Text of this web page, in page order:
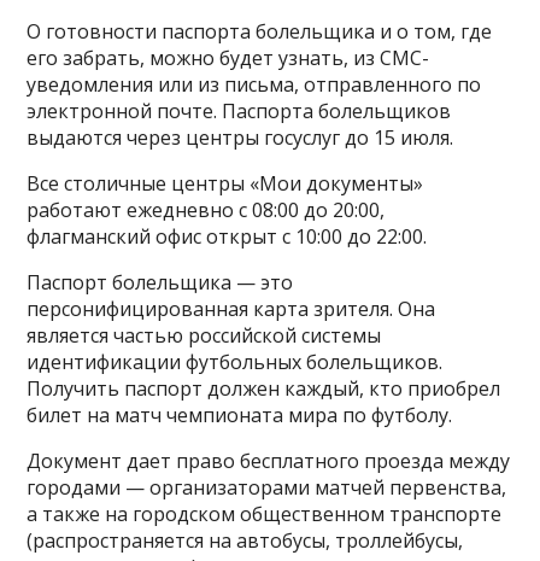
О готовности паспорта болельщика и о том, где
его забрать, можно будет узнать, из СМС-
уведомления или из письма, отправленного по
электронной почте. Паспорта болельщиков
выдаются через центры госуслуг до 15 июля.
Все столичные центры «Мои документы»
работают ежедневно с 08:00 до 20:00,
флагманский офис открыт с 10:00 до 22:00.
Паспорт болельщика — это
персонифицированная карта зрителя. Она
является частью российской системы
идентификации футбольных болельщиков.
Получить паспорт должен каждый, кто приобрел
билет на матч чемпионата мира по футболу.
Документ дает право бесплатного проезда между
городами — организаторами матчей первенства,
а также на городском общественном транспорте
(распространяется на автобусы, троллейбусы,